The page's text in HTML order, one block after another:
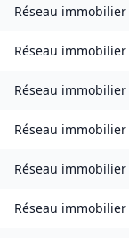
Réseau immobilier
Réseau immobilier
Réseau immobilier
Réseau immobilier
Réseau immobilier
Réseau immobilier